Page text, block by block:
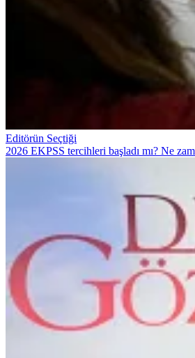
Editörün Seçtiği
2026 EKPSS tercihleri başladı mı? Ne